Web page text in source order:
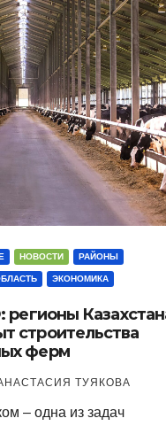
НОВОСТИ РАЙОНЫ
ЭКОНОМИКА
регионы
строительства
ферм
ТУЯКОВА
– одна из задач